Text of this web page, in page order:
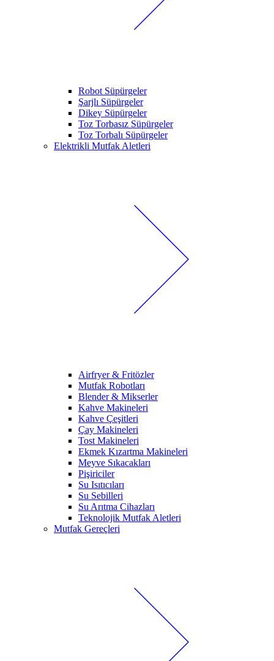
Robot Süpürgeler
Şarjlı Süpürgeler
Dikey Süpürgeler
Toz Torbasız Süpürgeler
Toz Torbalı Süpürgeler
Elektrikli Mutfak Aletleri
Airfryer & Fritözler
Mutfak Robotları
Blender & Mikserler
Kahve Makineleri
Kahve Çeşitleri
Çay Makineleri
Tost Makineleri
Ekmek Kızartma Makineleri
Meyve Sıkacakları
Pişiriciler
Su Isıtıcıları
Su Sebilleri
Su Arıtma Cihazları
Teknolojik Mutfak Aletleri
Mutfak Gereçleri